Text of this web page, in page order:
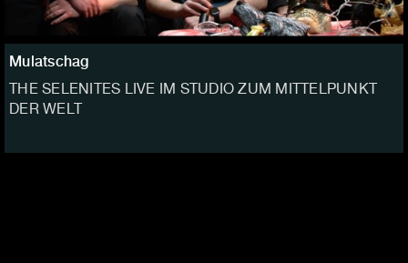
Mulatschag
THE SELENITES LIVE IM STUDIO ZUM MITTELPUNKT
DER WELT